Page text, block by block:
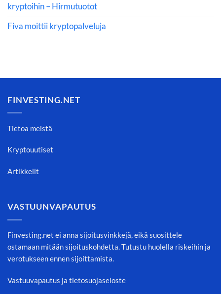
kryptoihin – Hirmutuotot
Fiva moittii kryptopalveluja
FINVESTING.NET
Tietoa meistä
Kryptouutiset
Artikkelit
VASTUUNVAPAUTUS
Finvesting.net ei anna sijoitusvinkkejä, eikä suosittele
ostamaan mitään sijoituskohdetta. Tutustu huolella riskeihin ja
verotukseen ennen sijoittamista.
Vastuuvapautus ja tietosuojaseloste